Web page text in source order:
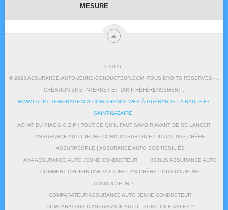
MESURE
© 2026
© 2023 ASSURANCE-AUTO-JEUNE-CONDUCTEUR.COM -TOUS DROITS RÉSERVÉS - .
CRÉATION SITE INTERNET ET TARIF RÉFÉRENCEMENT :
WWW.LAPETITEWEBAGENCY.COM AGENCE WEB À GUÉRANDE LA BAULE ET
SAINT-NAZAIRE
ACHAT DU PIAGGIO ZIP : TOUT CE QU’IL FAUT SAVOIR AVANT DE SE LANCER
ASSURANCE AUTO JEUNE CONDUCTEUR OU ETUDIANT PAS CHÈRE
ASSURPEOPLE | ASSURANCE AUTO SOS RÉSILIÉS
AXA ASSURANCE AUTO JEUNE CONDUCTEUR BONUS ASSURANCE AUTO
COMMENT CHOISIR UNE VOITURE PAS CHÈRE POUR UN JEUNE
CONDUCTEUR ?
COMPARATEUR ASSURANCE AUTO JEUNE CONDUCTEUR
COMPARATEUR D ASSURANCE AUTO : SONT-ILS FIABLES ?